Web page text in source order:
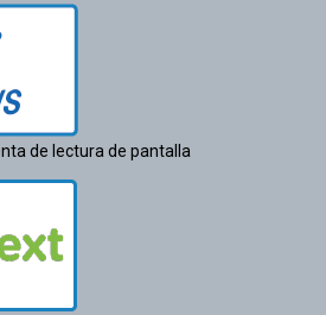
de lectura de pantalla